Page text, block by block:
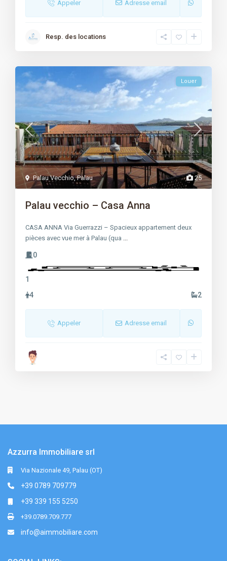
Appeler Adresse email
Resp. des locations
25
Palau Vecchio,Palau
Louer
Palau vecchio – Casa Anna
CASA ANNA Via Guerrazzi – Spacieux appartement deux
pièces avec vue mer à Palau (qua ...
0
1
4
2
Appeler Adresse email
Azzurra Immobiliare srl
Via Nazionale 49, Palau (OT)
+39 0789 709779
+39 339 155 5250
+39.0789.709.777
info@aimmobiliare.com